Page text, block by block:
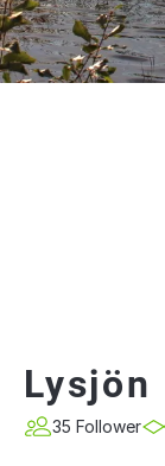
Lysjön
35 Follower